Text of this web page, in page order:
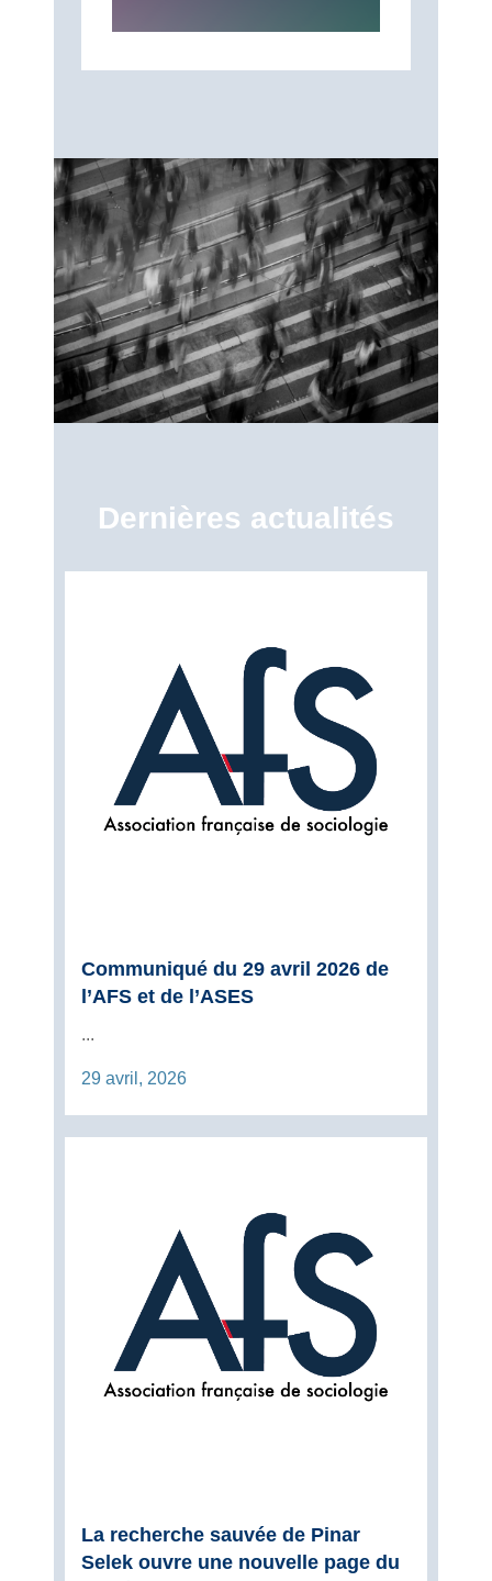
Dernières actualités
Communiqué du 29 avril 2026 de
l’AFS et de l’ASES
...
29 avril, 2026
La recherche sauvée de Pinar
Selek ouvre une nouvelle page du